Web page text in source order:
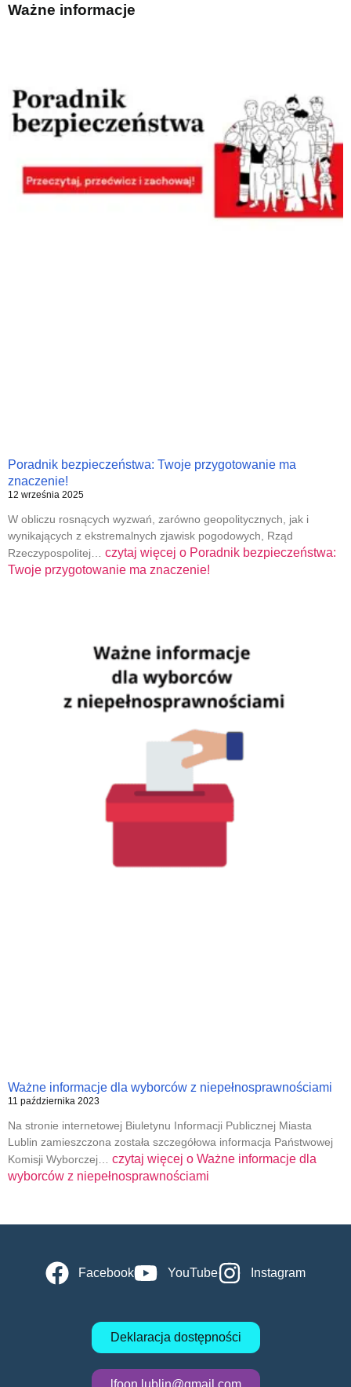
Ważne informacje
Poradnik bezpieczeństwa: Twoje przygotowanie ma
znaczenie!
12 września 2025
W obliczu rosnących wyzwań, zarówno geopolitycznych, jak i
wynikających z ekstremalnych zjawisk pogodowych, Rząd
Rzeczypospolitej… czytaj więcej o Poradnik bezpieczeństwa:
Twoje przygotowanie ma znaczenie!
Ważne informacje dla wyborców z niepełnosprawnościami
11 października 2023
Na stronie internetowej Biuletynu Informacji Publicznej Miasta
Lublin zamieszczona została szczegółowa informacja Państwowej
Komisji Wyborczej… czytaj więcej o Ważne informacje dla
wyborców z niepełnosprawnościami
Facebook YouTube Instagram
Deklaracja dostępności